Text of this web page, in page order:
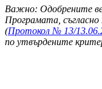
Важно: Oдобрените
Програмата,
(Протокол № 13/
по утвърдените